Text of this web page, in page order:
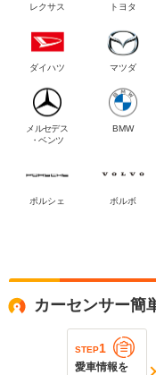
レクサス トヨタ
ダイハツ マツダ
メルセデス
・ベンツ
BMW
ポルシェ ボルボ
カーセンサー簡
STEP1
愛車情報を